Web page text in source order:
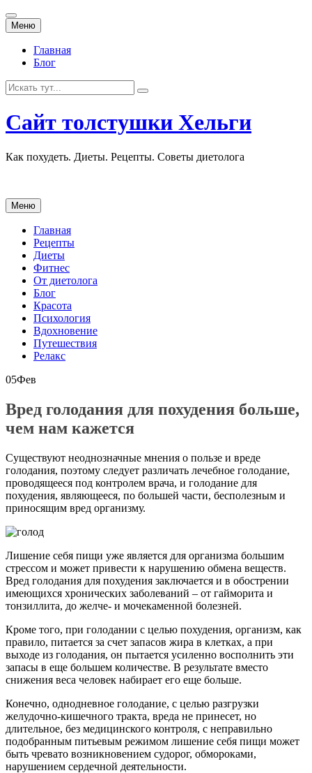
Меню Перейти
к
содержанию
Главная
Блог
Искать:
Сайт толстушки Хельги
Как похудеть. Диеты. Рецепты. Советы диетолога
Меню Перейти
к
содержанию
Главная
Рецепты
Диеты
Фитнес
От диетолога
Блог
Красота
Психология
Вдохновение
Путешествия
Релакс
05Фев
Вред голодания для похудения больше,
чем нам кажется
Существуют неоднозначные мнения о пользе и вреде
голодания, поэтому следует различать лечебное голодание,
проводящееся под контролем врача, и голодание для
похудения, являющееся, по большей части, бесполезным и
приносящим вред организму.
Лишение себя пищи уже является для организма большим
стрессом и может привести к нарушению обмена веществ.
Вред голодания для похудения заключается и в обострении
имеющихся хронических заболеваний – от гайморита и
тонзиллита, до желче- и мочекаменной болезней.
Кроме того, при голодании с целью похудения, организм, как
правило, питается за счет запасов жира в клетках, а при
выходе из голодания, он пытается усиленно восполнить эти
запасы в еще большем количестве. В результате вместо
снижения веса человек набирает его еще больше.
Конечно, однодневное голодание, с целью разгрузки
желудочно-кишечного тракта, вреда не принесет, но
длительное, без медицинского контроля, с неправильно
подобранным питьевым режимом лишение себя пищи может
быть чревато возникновением судорог, обмороками,
нарушением сердечной деятельности.